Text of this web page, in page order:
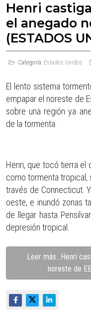
Henri
el anegado
(ESTADOS
Categoría: Estados Unidos
El lento sistema
empapar el noreste de
sobre una región ya
de la tormenta.
Henri, que tocó tierra el
como tormenta tropical,
través de Connecticut.
oeste, e inundó zonas
de llegar hasta
depresión tropical.
Leer más…Henri
noreste de